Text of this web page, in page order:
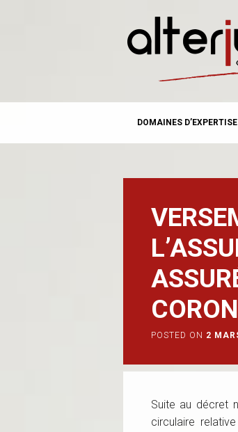
MAIN
content
DOMAINES D’EXPERTISE
POSTED ON 2
Suite au décret
circulaire